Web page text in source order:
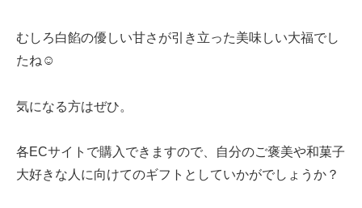
むしろ白餡の優しい甘さが引き立った美味しい大福でし
たね☺️
気になる方はぜひ。
各ECサイトで購入できますので、自分のご褒美や和菓子
大好きな人に向けてのギフトとしていかがでしょうか？